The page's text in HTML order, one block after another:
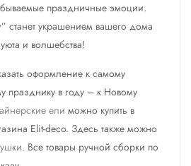
праздничные эмоции.
станет украшением вашего дома
и волшебства!
оформление к самому
празднику в году – к Новому
ели можно купить в
Elit-deco. Здесь также можно
. Все товары ручной сборки по